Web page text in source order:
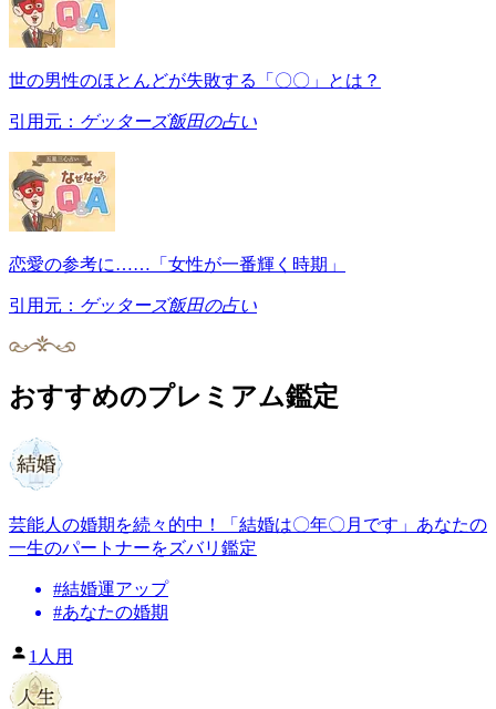
世の男性のほとんどが失敗する「〇〇」とは？
引用元： ゲッターズ飯田の占い
恋愛の参考に……「女性が一番輝く時期」
引用元： ゲッターズ飯田の占い
おすすめのプレミアム鑑定
芸能人の婚期を続々的中！「結婚は〇年〇月です」あなたの
一生のパートナーをズバリ鑑定
#結婚運アップ
#あなたの婚期
1人用